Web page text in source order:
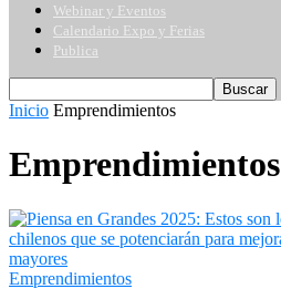
Webinar y Eventos
Calendario Expo y Ferias
Publica
Inicio Emprendimientos
Emprendimientos
Emprendimientos